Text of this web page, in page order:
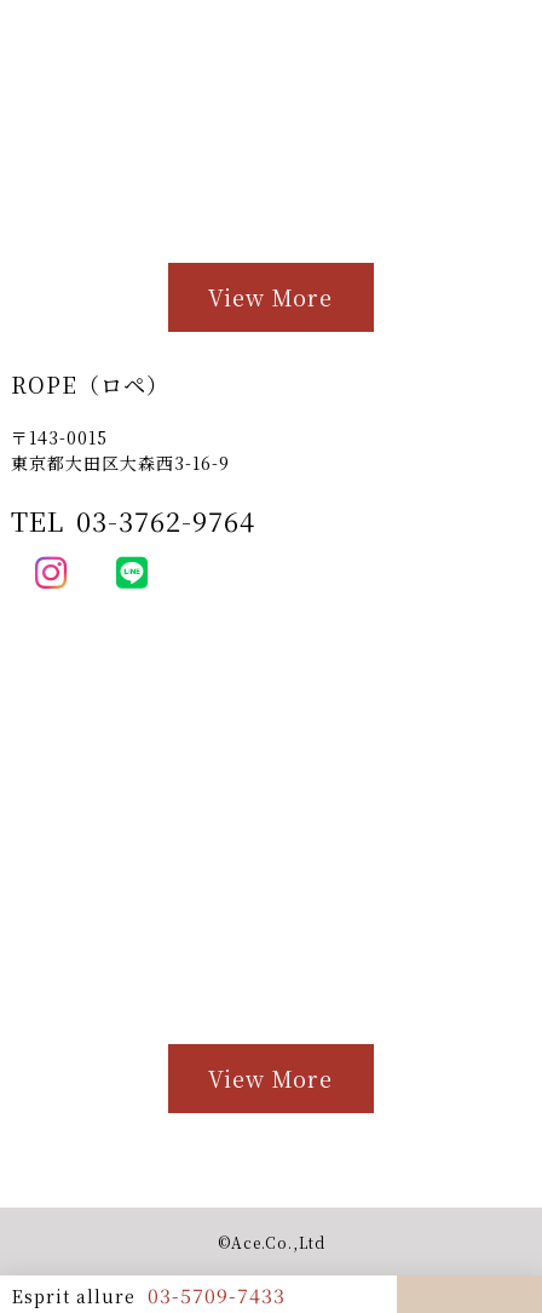
Esprit allure 03-5709-7433
View More
ROPE（ロペ）
〒143-0015
東京都大田区大森西3-16-9
TEL 03-3762-9764
View More
©︎Ace.Co.,Ltd